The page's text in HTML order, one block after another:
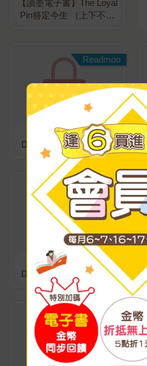
【讀墨電子書】The Loyal
Pin簪定今生 （上下不分
Readmoo
【讀墨電子書】What
Does the Fox Say?狐狸
說了什麼？(1)
Readmoo
【讀墨電子書】What
Does the Fox Say?狐狸
說了什麼?(3)
Readmoo